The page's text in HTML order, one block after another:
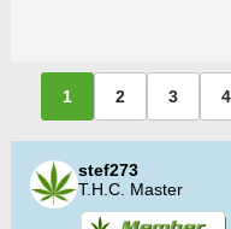
1 2 3 4
stef273
T.H.C. Master